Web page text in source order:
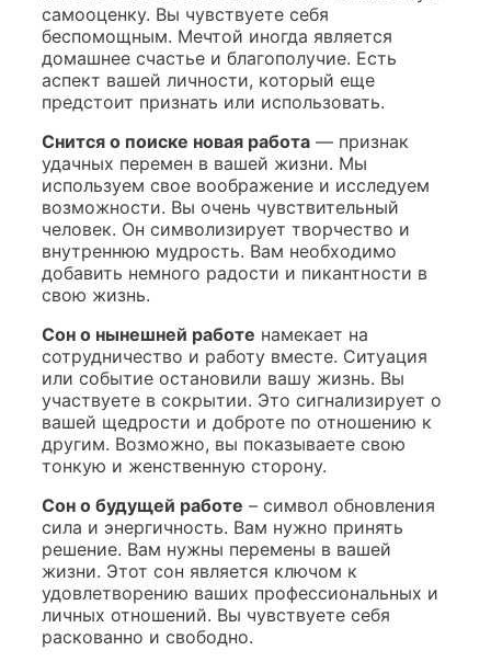
самооценку. Вы чувствуете себя
беспомощным. Мечтой иногда является
домашнее счастье и благополучие. Есть
аспект вашей личности, который еще
предстоит признать или использовать.
Снится о поиске новая работа — признак
удачных перемен в вашей жизни. Мы
используем свое воображение и исследуем
возможности. Вы очень чувствительный
человек. Он символизирует творчество и
внутреннюю мудрость. Вам необходимо
добавить немного радости и пикантности в
свою жизнь.
Сон о нынешней работе намекает на
сотрудничество и работу вместе. Ситуация
или событие остановили вашу жизнь. Вы
участвуете в сокрытии. Это сигнализирует о
вашей щедрости и доброте по отношению к
другим. Возможно, вы показываете свою
тонкую и женственную сторону.
Сон о будущей работе – символ обновления
сила и энергичность. Вам нужно принять
решение. Вам нужны перемены в вашей
жизни. Этот сон является ключом к
удовлетворению ваших профессиональных и
личных отношений. Вы чувствуете себя
раскованно и свободно.